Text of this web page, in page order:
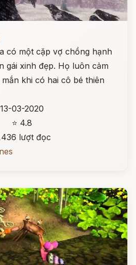
có một cặp vợ chồng hạnh
gái xinh đẹp. Họ luôn cảm
khi có hai cô bé thiên
13-03-2020
⭐ 4.8
lượt đọc